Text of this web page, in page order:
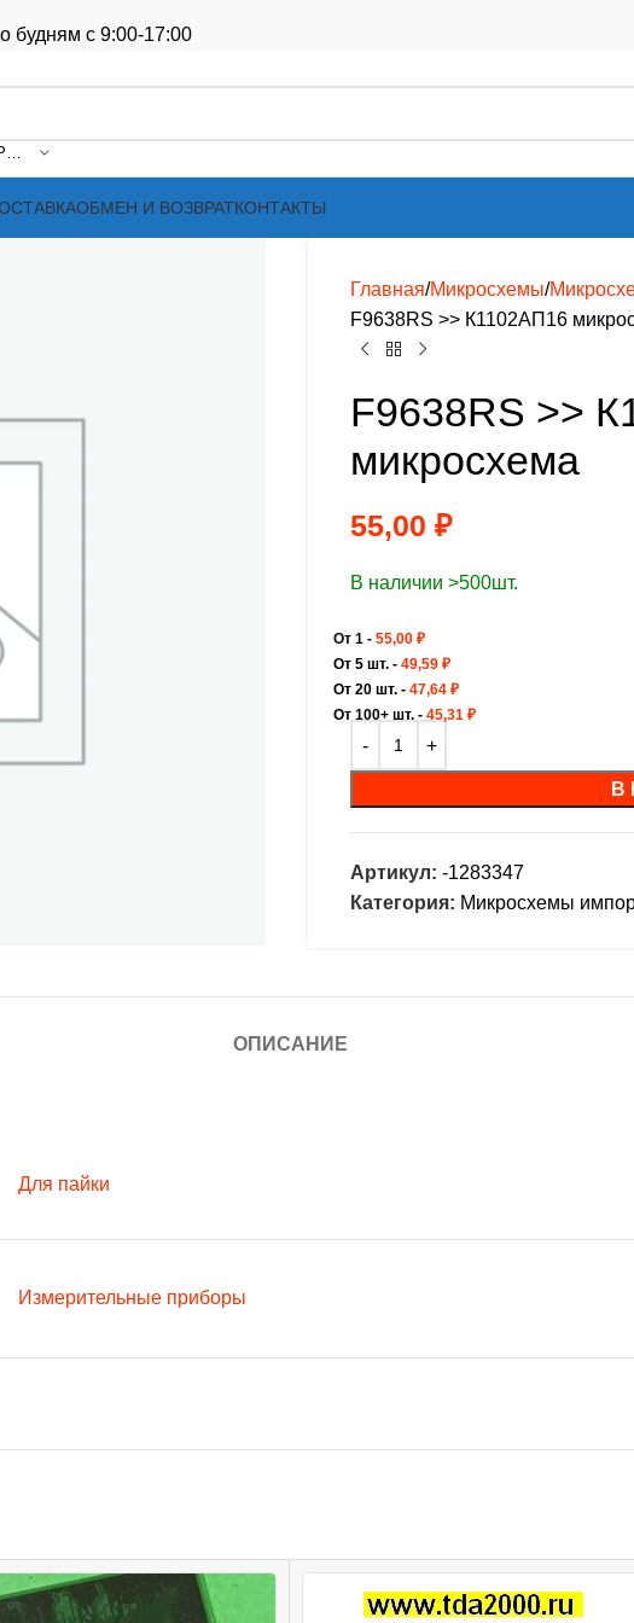
будням с 9:00-17:00
ВЫБЕРИТЕ КАТЕГОРИЮ
ОБМЕН И ВОЗВРАТКОНТАКТЫ
Главная Микросхемы
F9638RS >> К1102АП16
F9638RS >>
микросхема
55,00 ₽
В наличии >500шт.
От 1 - 55,00 ₽
От 5 шт. - 49,59 ₽
От 20 шт. - 47,64 ₽
От 100+ шт. - 45,31 ₽
В
Артикул: -1283347
Категория: Микросхемы
ОПИСАНИЕ
Для пайки
Измерительные приборы